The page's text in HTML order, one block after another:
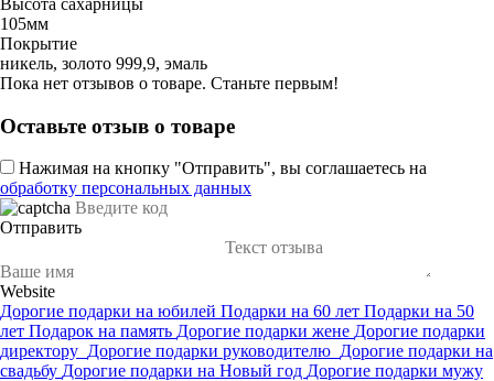
Высота сахарницы
105мм
Покрытие
никель, золото 999,9, эмаль
Пока нет отзывов о товаре. Станьте первым!
Оставьте отзыв о товаре
Нажимая на кнопку "Отправить", вы соглашаетесь на
обработку персональных данных
Отправить
Website
Дорогие подарки на юбилей Подарки на 60 лет Подарки на 50
лет Подарок на память Дорогие подарки жене Дорогие подарки
директору Дорогие подарки руководителю Дорогие подарки на
свадьбу Дорогие подарки на Новый год Дорогие подарки мужу